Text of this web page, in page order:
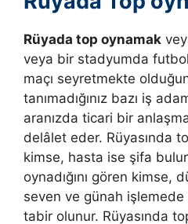
Rüyada top oynamak
veya bir stadyumda futbol
maçı seyretmekte
tanımadığınız bazı iş
aranızda ticari bir
delâlet eder. Rüyasında
kimse, hasta ise şifa
oynadığını gören kimse,
seven ve günah işlemede
tabir olunur. Rüyasında